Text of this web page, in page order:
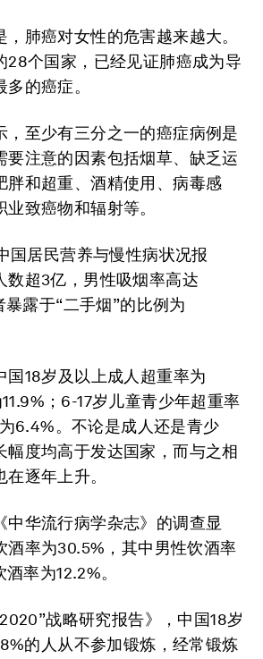
肺癌对女性的危害越来越大。
28个国家，已经见证肺癌成为导
的癌症。
，至少有三分之一的癌症病例是
要注意的因素包括烟草、缺乏运
胖和超重、酒精使用、病毒感
致癌物和辐射等。
国居民营养与慢性病状况报
数超3亿，男性吸烟率高达
露于“二手烟”的比例为
国18岁及以上成人超重率为
；6-17岁儿童青少年超重率
6.4%。不论是成人还是青少
幅度均高于发达国家，而与之相
逐年上升。
中华流行病学杂志》的调查显
酒率为30.5%，其中男性饮酒率
率为12.2%。
战略研究报告》，中国18岁
的人从不参加锻炼，经常锻炼